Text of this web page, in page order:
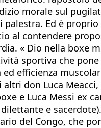
morale sul
Ed è
al contendere
« Dio nella boxe
sportiva che
efficienza
don Luca
e Luca Messi ex
e
del Congo, che